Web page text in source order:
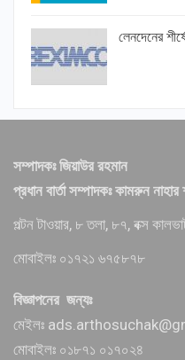
লেনদেনের
সম্পাদকঃ জিয়াউর রহমান
প্রধান বার্তা সম্পাদকঃ কামরুন নাহার
পল্টন টাওয়ার, ৮ তলা, ৮৭, বক্স
মোবাইলঃ ০১৭২১ ৬৭৫৮৭৮
বিজ্ঞাপনের জন্যঃ
মেইলঃ
মোবাইলঃ ০১৮৭১ ০১৭০২৪